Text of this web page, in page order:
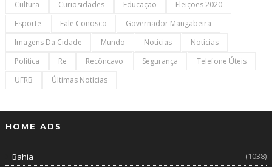
Cultura
Curiosidades Educação
Eleições 2020
Esporte
Fale Conosco
Governador Mangabeira
Imagens Da Cidade
Mundo Noticias
Notícias
Política
Re Recôncavo Segurança
Telefone Úteis
UFRB
Últimas Notícias
HOME ADS
Bahia
(1038)